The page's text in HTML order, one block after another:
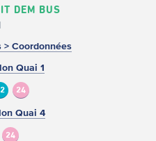
DEM BUS
> Coordonnées
Quai 1
24
Quai 4
24